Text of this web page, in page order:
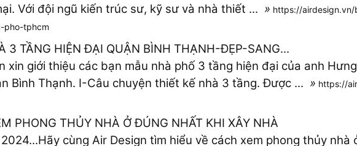
Với đội ngũ kiến trúc sư, kỹ sư và nhà thiết ... » https://
pho-tphcm
3 TẦNG HIỆN ĐẠI QUẬN BÌNH THẠNH-ĐẸP-SANG...
xin giới thiệu các bạn mẫu nhà phố 3 tầng hiện đại của anh
Bình Thạnh. I-Câu chuyện thiết kế nhà 3 tầng. Được ... » https://
PHONG THỦY NHÀ Ở ĐÚNG NHẤT KHI XÂY NHÀ
cùng Air Design tìm hiểu về cách xem phong thủy nhà